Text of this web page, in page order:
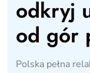
odkryj
od gór
Polska pełna